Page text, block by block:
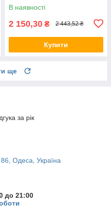
В наявності
2 150,30 ₴ 2 443,52 ₴
Купити
ще
за рік
Одеса, Україна
до 21:00